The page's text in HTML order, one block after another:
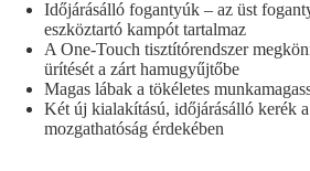
Időjárásálló fogantyúk – az üst
eszköztartó kampót tartalmaz
A One-Touch tisztítórendszer
ürítését a zárt hamugyűjtőbe
Magas lábak a tökéletes
Két új kialakítású, időjárásálló kerék
mozgathatóság érdekében